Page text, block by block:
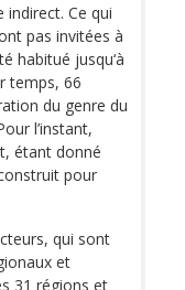
indirect. Ce qui
pas invitées à
habitué jusqu‘à
temps, 66
du genre du
l’instant,
étant donné
pour
qui sont
et
31 régions et